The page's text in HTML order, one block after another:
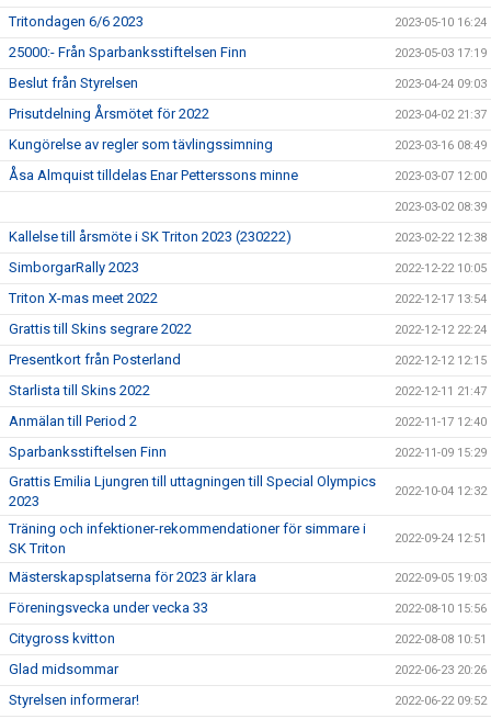
Tritondagen 6/6 2023 2023-05-10 16:24
25000:- Från Sparbanksstiftelsen Finn 2023-05-03 17:19
Beslut från Styrelsen 2023-04-24 09:03
Prisutdelning Årsmötet för 2022 2023-04-02 21:37
Kungörelse av regler som tävlingssimning 2023-03-16 08:49
Åsa Almquist tilldelas Enar Petterssons minne 2023-03-07 12:00
2023-03-02 08:39
Kallelse till årsmöte i SK Triton 2023 (230222) 2023-02-22 12:38
SimborgarRally 2023 2022-12-22 10:05
Triton X-mas meet 2022 2022-12-17 13:54
Grattis till Skins segrare 2022 2022-12-12 22:24
Presentkort från Posterland 2022-12-12 12:15
Starlista till Skins 2022 2022-12-11 21:47
Anmälan till Period 2 2022-11-17 12:40
Sparbanksstiftelsen Finn 2022-11-09 15:29
Grattis Emilia Ljungren till uttagningen till Special Olympics
2023
2022-10-04 12:32
Träning och infektioner-rekommendationer för simmare i
SK Triton
2022-09-24 12:51
Mästerskapsplatserna för 2023 är klara 2022-09-05 19:03
Föreningsvecka under vecka 33 2022-08-10 15:56
Citygross kvitton 2022-08-08 10:51
Glad midsommar 2022-06-23 20:26
Styrelsen informerar! 2022-06-22 09:52